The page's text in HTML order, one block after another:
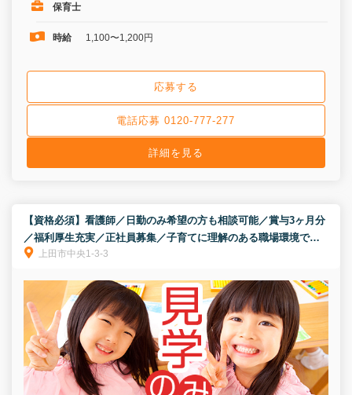
保育士
時給 1,100〜1,200円
応募する
電話応募 0120-777-277
詳細を見る
【資格必須】看護師／日勤のみ希望の方も相談可能／賞与3ヶ月分
／福利厚生充実／正社員募集／子育てに理解のある職場環境です
★
上田市中央1-3-3